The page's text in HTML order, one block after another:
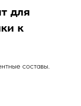
для
к
составы.